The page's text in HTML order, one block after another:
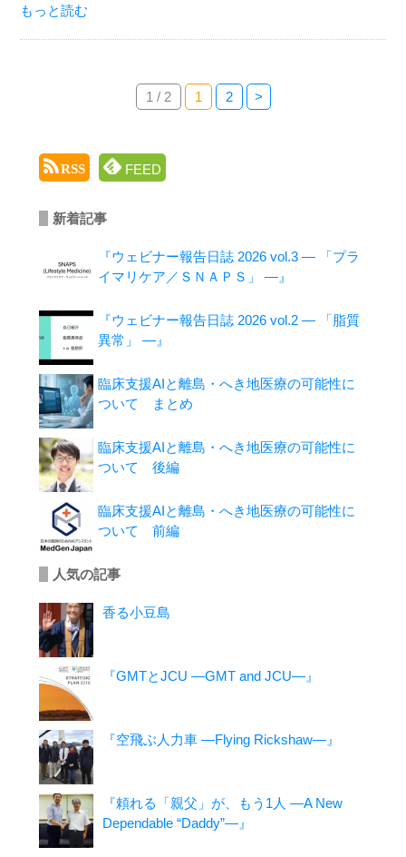
もっと読む
1 / 2 1 2 >
RSS FEED
新着記事
『ウェビナー報告日誌 2026 vol.3 ― 「プラ
イマリケア／ＳＮＡＰＳ」 ―』
『ウェビナー報告日誌 2026 vol.2 ― 「脂質
異常」 ―』
臨床支援AIと離島・へき地医療の可能性に
ついて まとめ
臨床支援AIと離島・へき地医療の可能性に
ついて 後編
臨床支援AIと離島・へき地医療の可能性に
ついて 前編
人気の記事
香る小豆島
『GMTとJCU ―GMT and JCU―』
『空飛ぶ人力車 ―Flying Rickshaw―』
『頼れる「親父」が、もう1人 ―A New
Dependable “Daddy”―』